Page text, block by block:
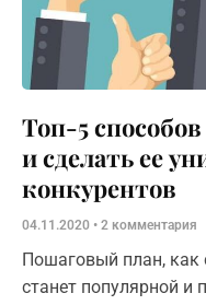
Топ-5 способов
и сделать ее
конкурентов
04.11.2020 2 комментария
Пошаговый план, как
станет популярной и